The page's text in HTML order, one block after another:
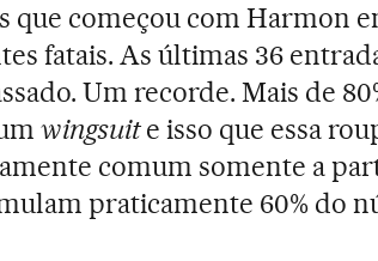
que começou com Harmon
fatais. As últimas 36
Um recorde. Mais de
wingsuite isso que essa
comum somente a
praticamente 60% do